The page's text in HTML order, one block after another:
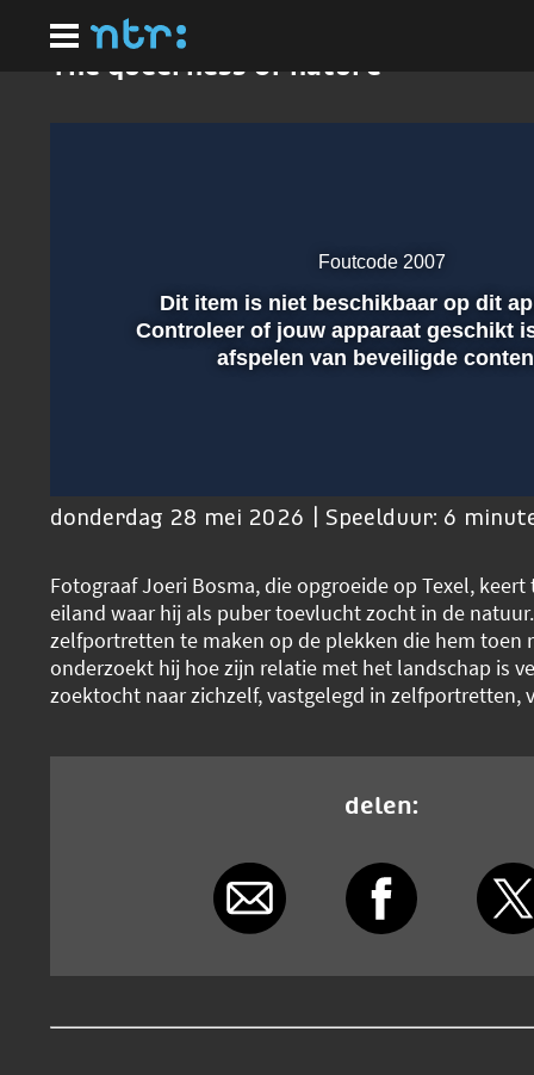
hoofdinhoud
The queerness of nature
Afspelen
Foutcode 2007
Dit item is niet beschikbaar op dit
Controleer of jouw apparaat geschikt
afspelen van beveiligde
donderdag 28 mei 2026 | Speelduur: 6
Fotograaf Joeri Bosma, die opgroeide op Texel,
eiland waar hij als puber toevlucht zocht in de
zelfportretten te maken op de plekken die hem toen
onderzoekt hij hoe zijn relatie met het landschap is
zoektocht naar zichzelf, vastgelegd in zelfportretten,
delen: